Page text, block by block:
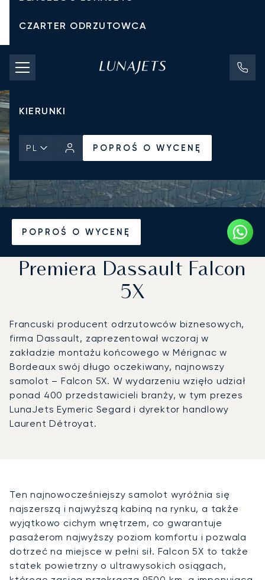
CZARTER ODRZUTOWCA
KOSZTY CZARTERU
PRYWATNE ODRZUTOWCE
KIERUNKI
PL POPROŚ O WYCENĘ
POPROŚ O WYCENĘ
Premiera Dassault Falcon
5X
Francuski producent odrzutowców biznesowych,
firma Dassault, zaprezentował wczoraj w
zakładzie montażu końcowego w Mérignac w
Bordeaux swój długo oczekiwany, najnowszy
samolot – Falcon 5X. W wydarzeniu wzięło udział
ponad 400 przedstawicieli branży, w tym prezes
LunaJets Eymeric Segard i dyrektor handlowy
Laurent Détroyat.
Ten najnowocześniejszy samolot wyróżnia się
najszerszą i najwyższą kabiną na rynku, a także
wyjątkowo cichym wnętrzem, co gwarantuje
pasażerom najwyższy poziom komfortu i pozwala
dotrzeć na miejsce w pełni sił. Falcon 5X to także
statek powietrzny o ultrawysokich osiągach,